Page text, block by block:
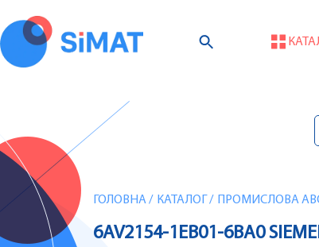
ГОЛОВНА/ КАТАЛОГ / ПРОМИСЛОВА
6AV2154-1EB01-6BA0